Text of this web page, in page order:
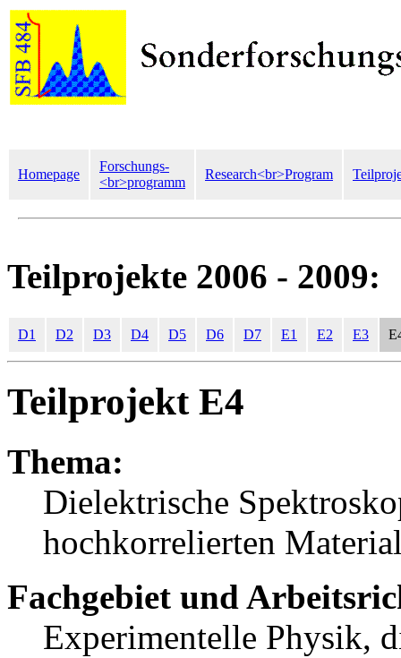
Homepage
Forschungs-
<br>programm
Research<br>Program
Teilprojekte 2006 - 2009:
D1 D2 D3 D4 D5 D6 D7 E1 E2 E3
Teilprojekt E4
Thema:
Dielektrische
hochkorrelierten
Fachgebiet und
Experimentelle Physik,